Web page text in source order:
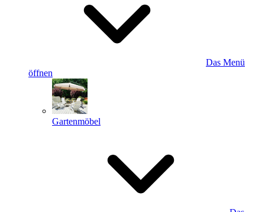
Das Menü
öffnen
Gartenmöbel